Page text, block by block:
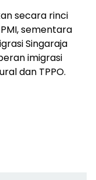
secara rinci
sementara
Singaraja
imigrasi
dan TPPO.